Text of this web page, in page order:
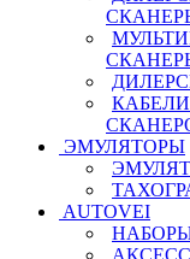
ЭМУЛЯТОРЫ
AUTOVEI